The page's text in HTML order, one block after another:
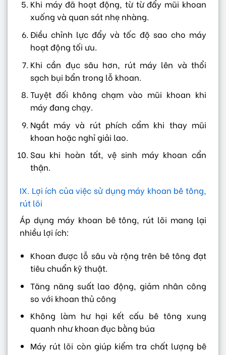
Khi máy đã hoạt động, từ từ đẩy mũi khoan
xuống và quan sát nhẹ nhàng.
Điều chỉnh lực đẩy và tốc độ sao cho máy
hoạt động tối ưu.
Khi cần đục sâu hơn, rút máy lên và thổi
sạch bụi bẩn trong lỗ khoan.
Tuyệt đối không chạm vào mũi khoan khi
máy đang chạy.
Ngắt máy và rút phích cẩm khi thay mũi
khoan hoặc nghỉ giải lao.
Sau khi hoàn tất, vệ sinh máy khoan cẩn
thận.
IX. Lợi ích của việc sử dụng máy khoan bê tông,
rút lõi
Áp dụng máy khoan bê tông, rút lõi mang lại
nhiều lợi ích:
Khoan được lỗ sâu và rộng trên bê tông đạt
tiêu chuẩn kỹ thuật.
Tăng năng suất lao động, giảm nhân công
so với khoan thủ công
Không làm hư hại kết cấu bê tông xung
quanh như khoan đục bằng búa
Máy rút lõi còn giúp kiểm tra chất lượng bê